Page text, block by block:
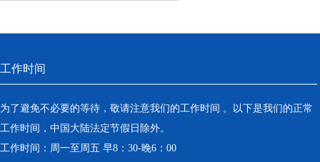
工作时间
为了避免不必要的等待，敬请注意我们的工作时间 。以下是我们的正常
工作时间，中国大陆法定节假日除外。
工作时间：周一至周五 早8：30-晚6：00